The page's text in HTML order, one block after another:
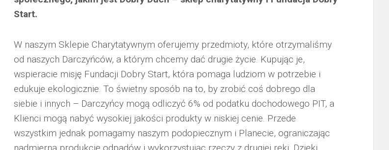
JARS
SP.
Z
Start.
W naszym Sklepie Charytatywnym oferujemy przedmioty, które otrzymaliśmy
od naszych Darczyńców, a którym chcemy dać drugie życie. Kupując je,
wspieracie misję Fundacji Dobry Start, która pomaga ludziom w potrzebie i
edukuje ekologicznie. To świetny sposób na to, by zrobić coś dobrego dla
siebie i innych – Darczyńcy mogą odliczyć 6% od podatku dochodowego PIT, a
Klienci mogą nabyć wysokiej jakości produkty w niskiej cenie. Przede
wszystkim jednak pomagamy naszym podopiecznym i Planecie, ograniczając